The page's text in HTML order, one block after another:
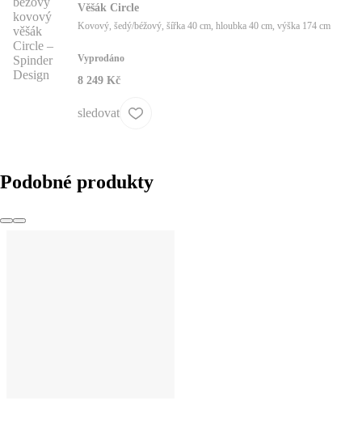
Věšák Circle
Kovový, šedý/béžový, šířka 40 cm, hloubka 40 cm, výška 174 cm
Vyprodáno
8 249 Kč
sledovat
Podobné produkty